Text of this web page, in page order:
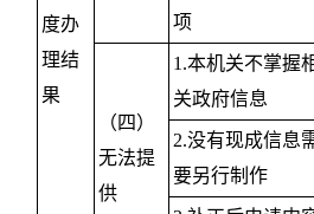
度办
理结
果
项
（四）
无法提
供
1.本机关不掌握
关政府信息
2.没有现成信息
要另行制作